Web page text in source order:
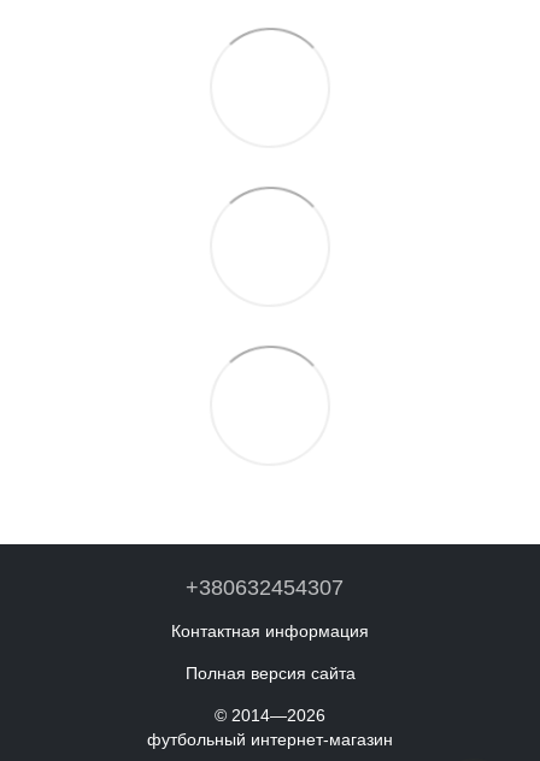
+380632454307
Контактная информация
Полная версия сайта
© 2014—2026
футбольный интернет-магазин